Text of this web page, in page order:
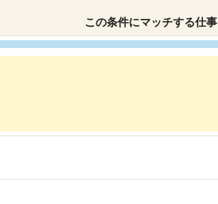
この条件にマッチする仕事